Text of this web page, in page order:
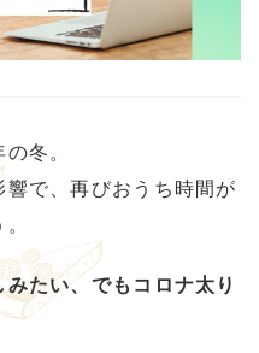
冬。
で、再びおうち時間が
みたい、でもコロナ太り